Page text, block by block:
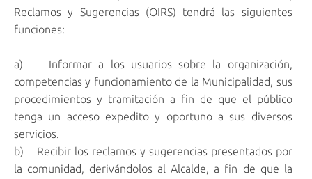
Reclamos y Sugerencias (OIRS) tendrá las siguientes
funciones:
a) Informar a los usuarios sobre la organización,
competencias y funcionamiento de la Municipalidad, sus
procedimientos y tramitación a fin de que el público
tenga un acceso expedito y oportuno a sus diversos
servicios.
b) Recibir los reclamos y sugerencias presentados por
la comunidad, derivándolos al Alcalde, a fin de que la